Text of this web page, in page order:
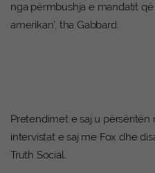
nga përmbushja e mandatit
amerikan’, tha Gabbard.
Pretendimet e saj u përsëritën
intervistat e saj me Fox dhe
Truth Social.